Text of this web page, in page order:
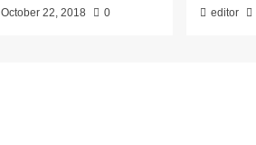
October 22, 2018 0 editor